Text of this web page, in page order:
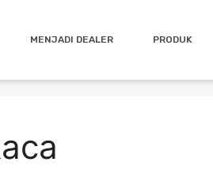
MENJADI DEALER PRODUK